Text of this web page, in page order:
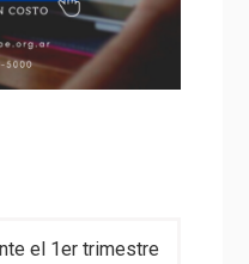
el 1er trimestre